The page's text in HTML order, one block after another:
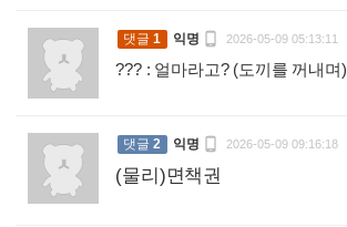
댓글 1 익명  2026-05-09 05:13:11
??? : 얼마라고? (도끼를 꺼내며)
댓글 2 익명  2026-05-09 09:16:18
(물리)면책권